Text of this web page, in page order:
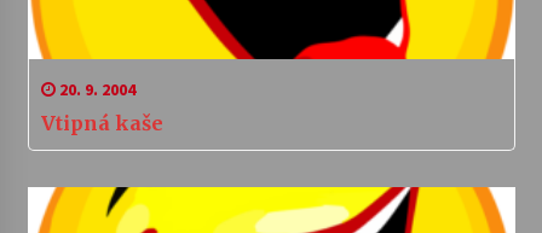
20. 9. 2004
Vtipná kaše